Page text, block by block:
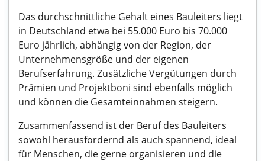
Das durchschnittliche Gehalt eines Bauleiters liegt
in Deutschland etwa bei 55.000 Euro bis 70.000
Euro jährlich, abhängig von der Region, der
Unternehmensgröße und der eigenen
Berufserfahrung. Zusätzliche Vergütungen durch
Prämien und Projektboni sind ebenfalls möglich
und können die Gesamteinnahmen steigern.
Zusammenfassend ist der Beruf des Bauleiters
sowohl herausfordernd als auch spannend, ideal
für Menschen, die gerne organisieren und die